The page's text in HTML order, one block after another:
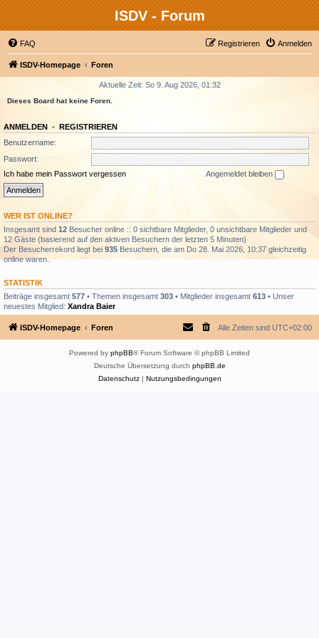
ISDV - Forum
FAQ Anmelden
Registrieren
ISDV-Homepage Foren
Aktuelle Zeit: So 9. Aug 2026, 01:32
Dieses Board hat keine Foren.
ANMELDEN • REGISTRIEREN
Benutzername:
Passwort:
Ich habe mein Passwort vergessen
Angemeldet bleiben
WER IST ONLINE?
Insgesamt sind 12 Besucher online :: 0 sichtbare Mitglieder, 0 unsichtbare Mitglieder und
12 Gäste (basierend auf den aktiven Besuchern der letzten 5 Minuten)
Der Besucherrekord liegt bei 935 Besuchern, die am Do 28. Mai 2026, 10:37 gleichzeitig
online waren.
STATISTIK
Beiträge insgesamt 577 • Themen insgesamt 303 • Mitglieder insgesamt 613 • Unser
neuestes Mitglied: Xandra Baier
ISDV-Homepage Foren Alle Zeiten sind UTC+02:00
Powered by phpBB® Forum Software © phpBB Limited
Deutsche Übersetzung durch phpBB.de
Datenschutz| Nutzungsbedingungen